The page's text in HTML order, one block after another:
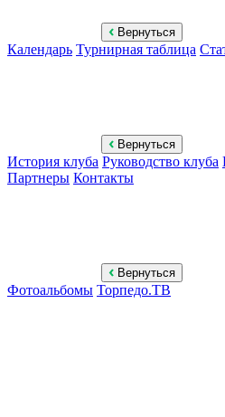
Вернуться
Календарь Турнирная таблица
Вернуться
История клуба Руководство клуба
Партнеры Контакты
Вернуться
Фотоальбомы Торпедо.ТВ